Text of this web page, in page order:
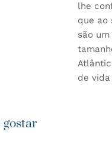
lhe
que ao
são
de